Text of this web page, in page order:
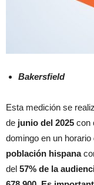
Bakersfield
Esta medición se
de junio del 2025 con
domingo en un
población hispana
del 57% de la